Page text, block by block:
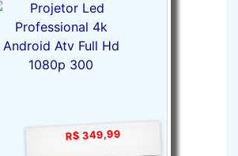
R$ 349,99